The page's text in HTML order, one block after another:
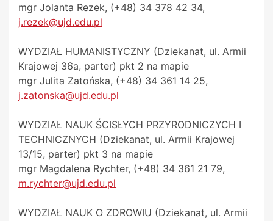
mgr Jolanta Rezek, (+48) 34 378 42 34,
j.rezek@ujd.edu.pl
WYDZIAŁ HUMANISTYCZNY (Dziekanat, ul. Armii
Krajowej 36a, parter) pkt 2 na mapie
mgr Julita Zatońska, (+48) 34 361 14 25,
j.zatonska@ujd.edu.pl
WYDZIAŁ NAUK ŚCISŁYCH PRZYRODNICZYCH I
TECHNICZNYCH (Dziekanat, ul. Armii Krajowej
13/15, parter) pkt 3 na mapie
mgr Magdalena Rychter, (+48) 34 361 21 79,
m.rychter@ujd.edu.pl
WYDZIAŁ NAUK O ZDROWIU (Dziekanat, ul. Armii